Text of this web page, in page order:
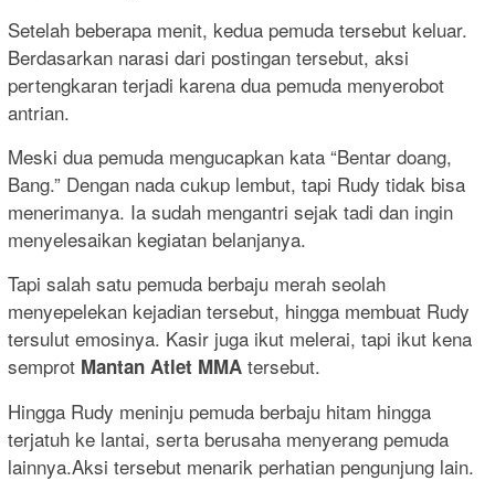
Setelah beberapa menit, kedua pemuda tersebut keluar.
Berdasarkan narasi dari postingan tersebut, aksi
pertengkaran terjadi karena dua pemuda menyerobot
antrian.
Meski dua pemuda mengucapkan kata “Bentar doang,
Bang.” Dengan nada cukup lembut, tapi Rudy tidak bisa
menerimanya. Ia sudah mengantri sejak tadi dan ingin
menyelesaikan kegiatan belanjanya.
Tapi salah satu pemuda berbaju merah seolah
menyepelekan kejadian tersebut, hingga membuat Rudy
tersulut emosinya. Kasir juga ikut melerai, tapi ikut kena
semprot Mantan Atlet MMA tersebut.
Hingga Rudy meninju pemuda berbaju hitam hingga
terjatuh ke lantai, serta berusaha menyerang pemuda
lainnya.Aksi tersebut menarik perhatian pengunjung lain.